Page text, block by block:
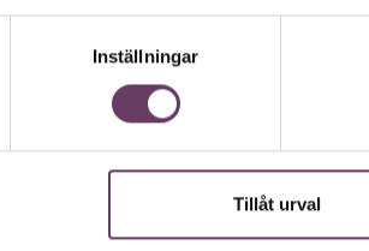
Inställningar
Tillåt urval